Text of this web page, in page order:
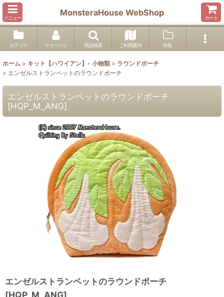
メニュー
MonsteraHouse WebShop
カート
カテゴリ マイページ 商品検索 ご利用案内 特集
ホーム > キット【ハワイアン】- 小物類 > ラウンドポーチ
> エンゼルストランペットのラウンドポーチ
エンゼルストランペットのラウンドポーチ
[HQP_M_ANG]
エンゼルストランペットのラウンドポーチ
[HQP_M_ANG]